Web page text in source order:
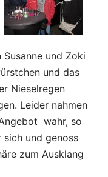
und Zoki
und das
Nieselregen
Leider nahmen
wahr, so
sich und genoss
zum Ausklang